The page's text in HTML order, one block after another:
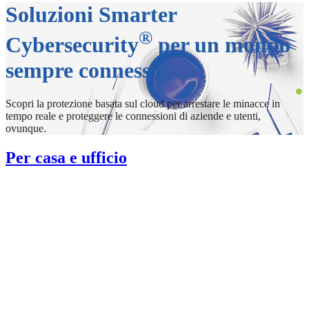
Soluzioni Smarter
Cybersecurity®per un mondo
sempre connesso
Scopri la protezione basata sul cloud per arrestare le minacce in
tempo reale e proteggere le connessioni di aziende e utenti,
ovunque.
Per casa e ufficio